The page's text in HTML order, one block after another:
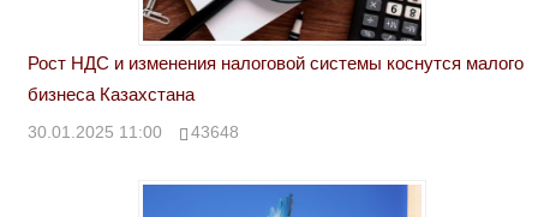
Рост НДС и изменения налоговой системы коснутся малого
бизнеса Казахстана
30.01.2025 11:00 43648